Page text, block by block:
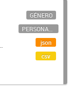
GÉNERO
PERSONAL CIENTÍFICO-TECNOLÓGICO
json
csv